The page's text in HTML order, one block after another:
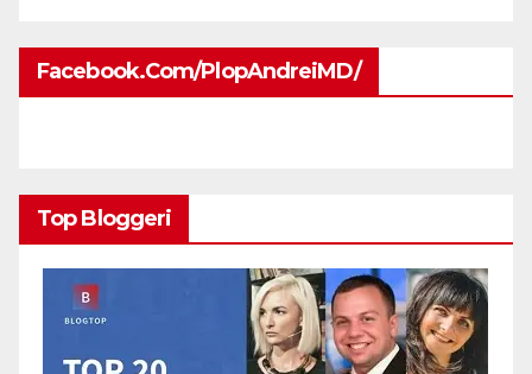
Facebook.com/PlopAndreiMD/
Top Bloggeri